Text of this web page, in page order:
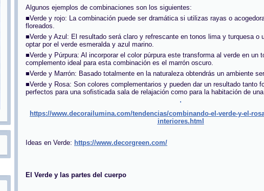
Algunos ejemplos de combinaciones son los siguientes:
■Verde y rojo: La combinación puede ser dramática si utilizas rayas o
floreados.
■Verde y Azul: El resultado será claro y refrescante en tonos lima y turquesa o
optar por el verde esmeralda y azul marino.
■Verde y Púrpura: Al incorporar el color púrpura este transforma al verde en un
complemento ideal para esta combinación es el marrón oscuro.
■Verde y Marrón: Basado totalmente en la naturaleza obtendrás un ambiente
■Verde y Rosa: Son colores complementarios y pueden dar un resultado tanto
perfectos para una sofisticada sala de relajación como para la habitación de
https://www.decorailumina.com/tendencias/combinando-el-verde-y-el-
interiores.html
Ideas en Verde: https://www.decorgreen.com/
El Verde y las partes del cuerpo